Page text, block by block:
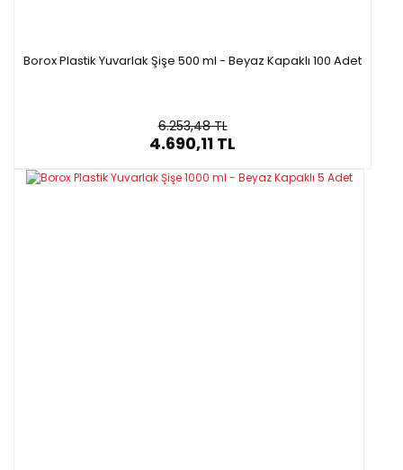
Borox Plastik Yuvarlak Şişe 500 ml - Beyaz Kapaklı 100 Adet
6.253,48 TL
4.690,11 TL